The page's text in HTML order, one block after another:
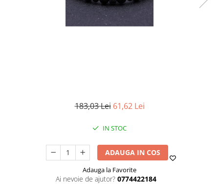
183,03 Lei 61,62 Lei
IN STOC
ADAUGA IN COS
Adauga la Favorite
Ai nevoie de ajutor? 0774422184